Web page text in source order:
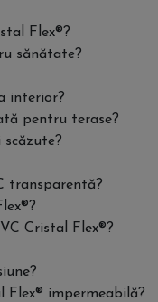
Flex®?
sănătate?
interior?
pentru terase?
transparentă?
Cristal Flex®?
Flex® impermeabilă?